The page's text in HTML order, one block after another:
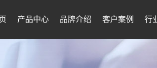
产品中心 品牌介绍 客户案例 行